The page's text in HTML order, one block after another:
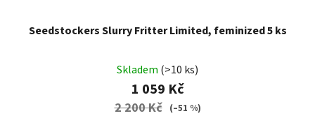
Seedstockers Slurry Fritter Limited, feminized 5 ks
Skladem (>10 ks)
1 059 Kč
2 200 Kč (–51 %)